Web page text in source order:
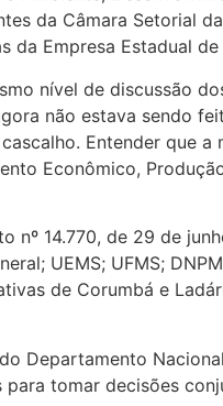
da Câmara Setorial
da Empresa Estadual
nível de discussão
não estava sendo
Entender que
Econômico,
nº 14.770, de 29 de
UEMS; UFMS;
de Corumbá e
Departamento
tomar decisões